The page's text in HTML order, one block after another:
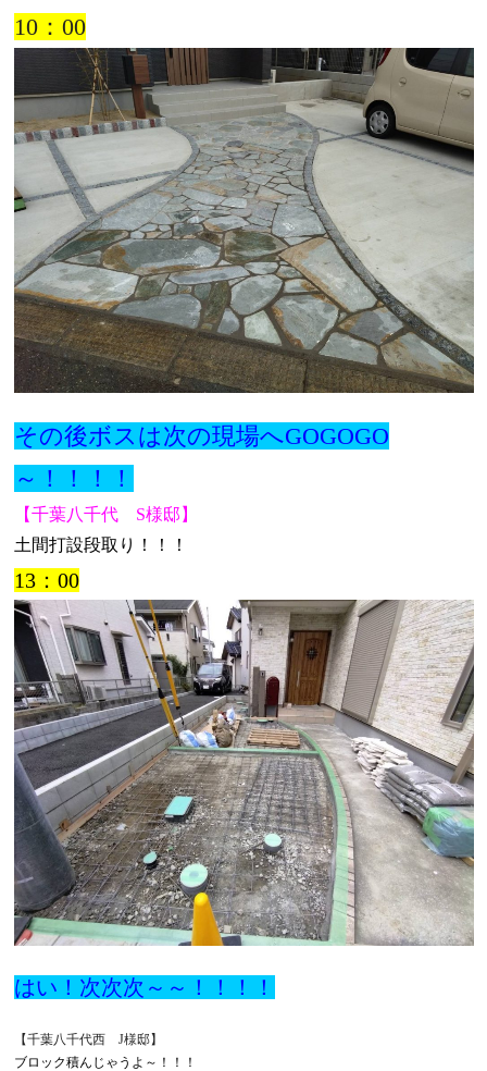
10：00
その後ボスは次の現場へGOGOGO
～！！！！
【千葉八千代 S様邸】
土間打設段取り！！！
13：00
はい！次次次～～！！！！
【千葉八千代西 J様邸】
ブロック積んじゃうよ～！！！